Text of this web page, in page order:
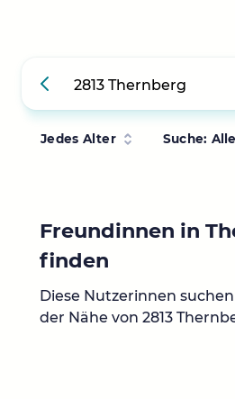
Jedes Alter Suche: Alle
Freundinnen in
finden
Diese Nutzerinnen
der Nähe von 2813